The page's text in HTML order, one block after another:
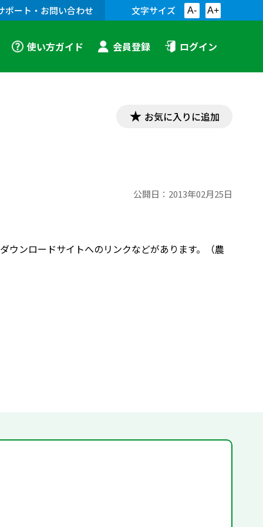
ポート・お問い合わせ 文字サイズ A- A+
使い方ガイド 会員登録 ログイン
お気に入りに追加
公開日： 2013年02月25日
ウンロードサイトへのリンクなどがあります。（農